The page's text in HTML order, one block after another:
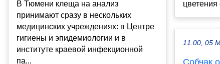
В Тюмени клеща на анализ
принимают сразу в нескольких
медицинских учреждениях: в Центре
гигиены и эпидемиологии и в
институте краевой инфекционной
па...
11:00, 05
Собчак